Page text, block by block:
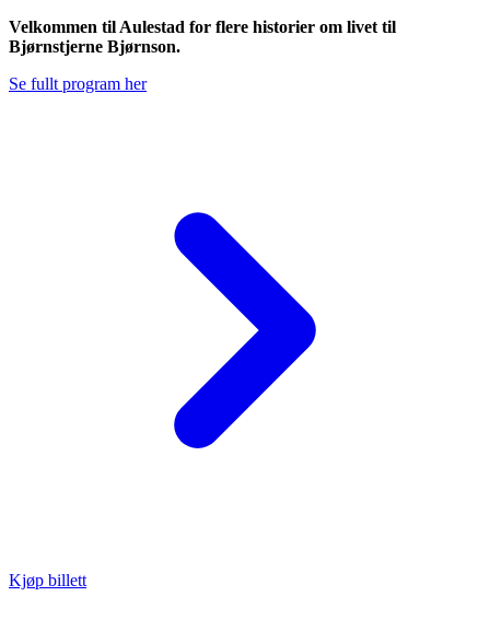
Velkommen til Aulestad for flere historier om livet til
Bjørnstjerne Bjørnson.
Se fullt program her
Kjøp billett